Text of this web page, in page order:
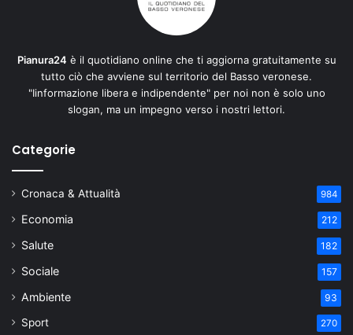
Pianura24 è il quotidiano online che ti aggiorna gratuitamente su
tutto ciò che avviene sul territorio del Basso veronese.
"Iinformazione libera e indipendente" per noi non è solo uno
slogan, ma un impegno verso i nostri lettori.
Categorie
Cronaca & Attualità 984
Economia 212
Salute 182
Sociale 157
Ambiente 93
Sport 270